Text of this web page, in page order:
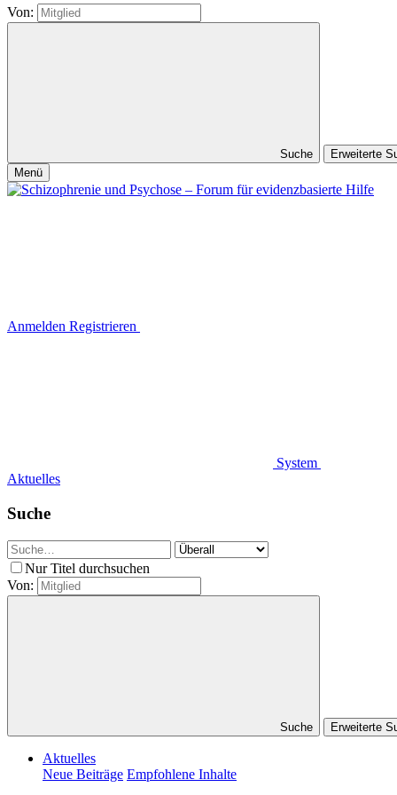
Von:
Suche
Erweiterte
Menü
Anmelden Registrieren
System
Aktuelles
Suche
Nur Titel durchsuchen
Von:
Suche Erweiterte
Aktuelles
Neue Beiträge Empfohlene Inhalte